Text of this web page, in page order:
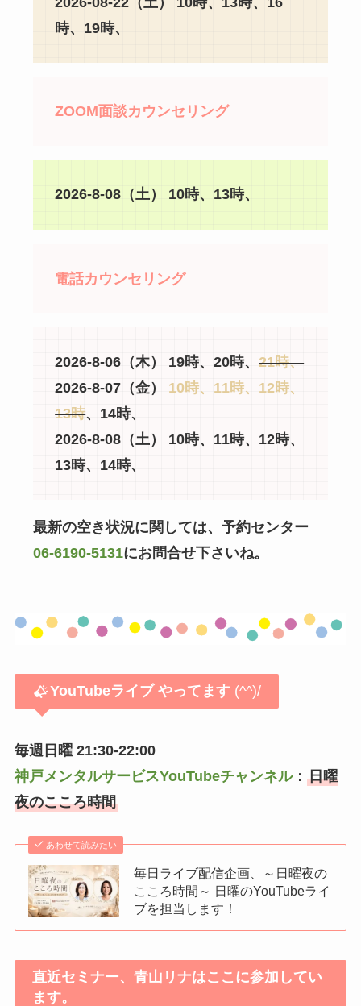
時、19時、
ZOOM面談カウンセリング
2026-8-08（土） 10時、13時、
電話カウンセリング
2026-8-06（木） 19時、20時、21時、
2026-8-07（金）10時、11時、12時、
13時、14時、
2026-8-08（土） 10時、11時、12時、
13時、14時、
最新の空き状況に関しては、予約センター
06-6190-5131にお問合せ下さいね。
YouTubeライブ やってます(^^)/
毎週日曜 21:30-22:00
神戸メンタルサービスYouTubeチャンネル： 日曜
夜のこころ時間
あわせて読みたい
毎日ライブ配信企画、～日曜夜の
こころ時間～ 日曜のYouTubeライ
ブを担当します！
直近セミナー、青山リナはここに参加してい
ます。